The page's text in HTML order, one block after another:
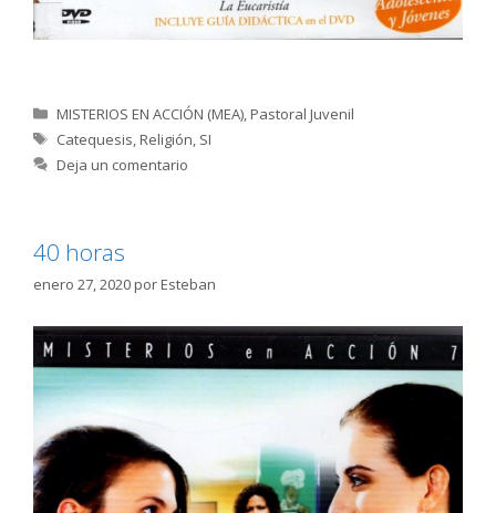
Categorías
MISTERIOS EN ACCIÓN (MEA),Pastoral Juvenil
Etiquetas
Catequesis,Religión, SI
Deja un comentario
40 horas
enero 27, 2020porEsteban